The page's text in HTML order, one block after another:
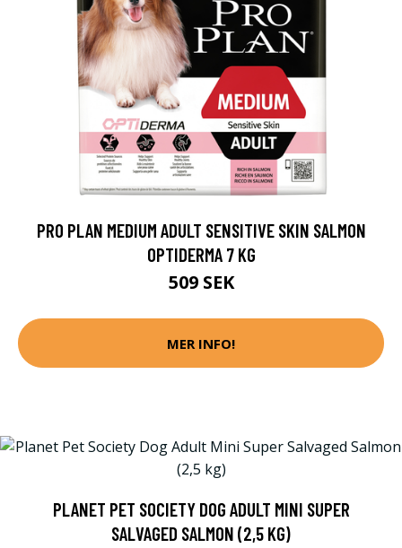
PRO PLAN MEDIUM ADULT SENSITIVE SKIN SALMON
OPTIDERMA 7 KG
509 SEK
MER INFO!
PLANET PET SOCIETY DOG ADULT MINI SUPER
SALVAGED SALMON (2,5 KG)